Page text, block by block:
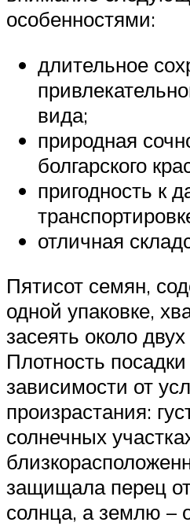
особенностями:
длительное
вида;
природная
болгарского
пригодность к
отличная
Пятисот семян,
одной упаковке,
засеять около двух
Плотность
зависимости от
произрастания:
солнечных
защищала перец
солнца, а землю –